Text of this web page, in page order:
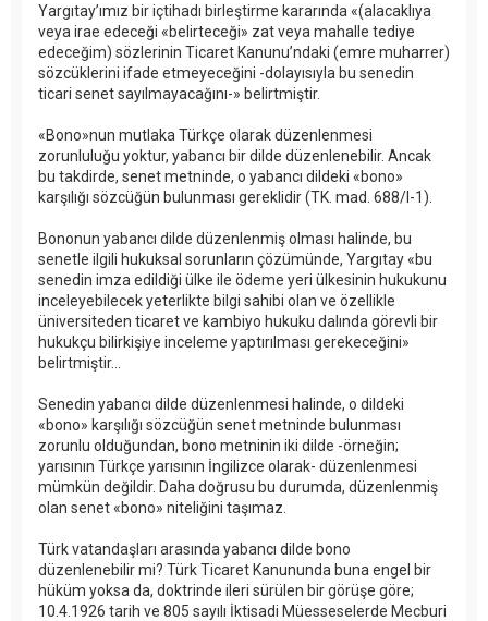
Yargıtay’ımız bir içtihadı birleştirme kararında «(alacaklıya
veya irae edeceği «belirteceği» zat veya mahalle tediye
edeceğim) sözlerinin Ticaret Kanunu’ndaki (emre muharrer)
sözcüklerini ifade etmeyeceğini -dolayısıyla bu senedin
ticari senet sayılmayacağını-» belirtmiştir.
«Bono»nun mutlaka Türkçe olarak düzenlenmesi
zorunluluğu yoktur, yabancı bir dilde düzenlenebilir. Ancak
bu takdirde, senet metninde, o yabancı dildeki «bono»
karşılığı sözcüğün bulunması gereklidir (TK. mad. 688/I-1).
Bononun yabancı dilde düzenlenmiş olması halinde, bu
senetle ilgili hukuksal sorunların çözümünde, Yargıtay «bu
senedin imza edildiği ülke ile ödeme yeri ülkesinin hukukunu
inceleyebilecek yeterlikte bilgi sahibi olan ve özellikle
üniversiteden ticaret ve kambiyo hukuku dalında görevli bir
hukukçu bilirkişiye inceleme yaptırılması gerekeceğini»
belirtmiştir...
Senedin yabancı dilde düzenlenmesi halinde, o dildeki
«bono» karşılığı sözcüğün senet metninde bulunması
zorunlu olduğundan, bono metninin iki dilde -örneğin;
yarısının Türkçe yarısının İngilizce olarak- düzenlenmesi
mümkün değildir. Daha doğrusu bu durumda, düzenlenmiş
olan senet «bono» niteliğini taşımaz.
Türk vatandaşları arasında yabancı dilde bono
düzenlenebilir mi? Türk Ticaret Kanununda buna engel bir
hüküm yoksa da, doktrinde ileri sürülen bir görüşe göre;
10.4.1926 tarih ve 805 sayılı İktisadi Müesseselerde Mecburi